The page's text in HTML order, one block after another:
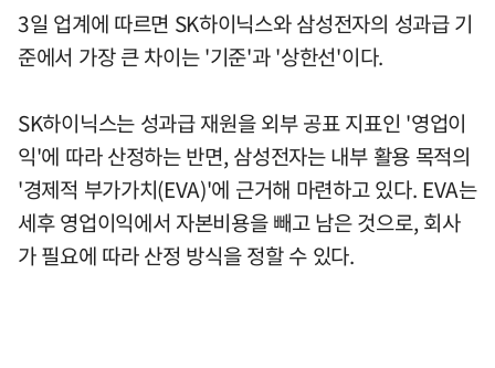
3일 업계에 따르면 SK하이닉스와 삼성전자의 성과급 기
준에서 가장 큰 차이는 '기준'과 '상한선'이다.
SK하이닉스는 성과급 재원을 외부 공표 지표인 '영업이
익'에 따라 산정하는 반면, 삼성전자는 내부 활용 목적의
'경제적 부가가치(EVA)'에 근거해 마련하고 있다. EVA는
세후 영업이익에서 자본비용을 빼고 남은 것으로, 회사
가 필요에 따라 산정 방식을 정할 수 있다.